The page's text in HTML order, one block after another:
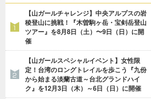
【山ガールチャレンジ】中央アルプスの岩
稜登山に挑戦！『木曽駒ヶ岳・宝剣岳登山
ツアー』を8月8日（土）〜9日（日）に開
催
【山ガールスペシャルイベント】女性限
定！台湾のロングトレイルを歩こう『九份
から始まる淡蘭古道～台北グランドハイ
ク』を12月3日（木）～6日（日）に開催